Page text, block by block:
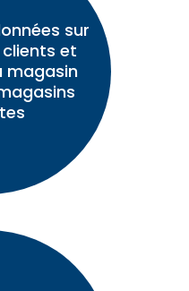
sur
et
magasin